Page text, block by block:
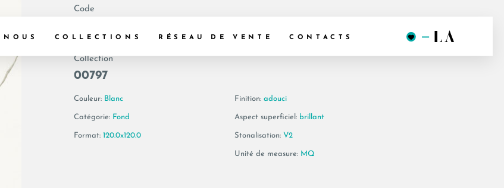
COLLECTIONS RÉSEAU DE VENTE CONTACTS
Code
Collection
00797
Couleur: Blanc
Catégorie: Fond
Format: 120.0x120.0
Finition: adouci
Aspect superficiel: brillant
Stonalisation: V2
Unité de measure: MQ